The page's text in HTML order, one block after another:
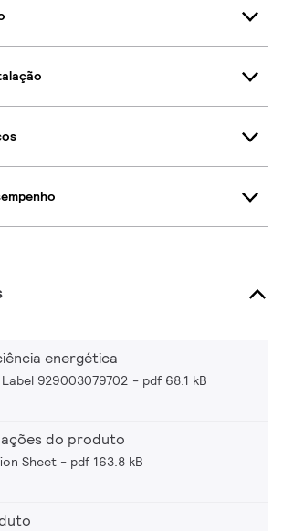
energética
929003079702 pdf 68.1 kB
do produto
Sheet pdf 163.8 kB